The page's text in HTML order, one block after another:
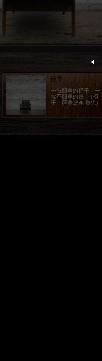
簡單
一張簡單的椅子，一
幅不簡單的畫。 (椅
子：摩登波麗 提供)